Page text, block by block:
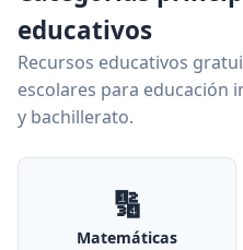
educativos
Recursos educativos
escolares para educación
y bachillerato.
🔢
Matemáticas